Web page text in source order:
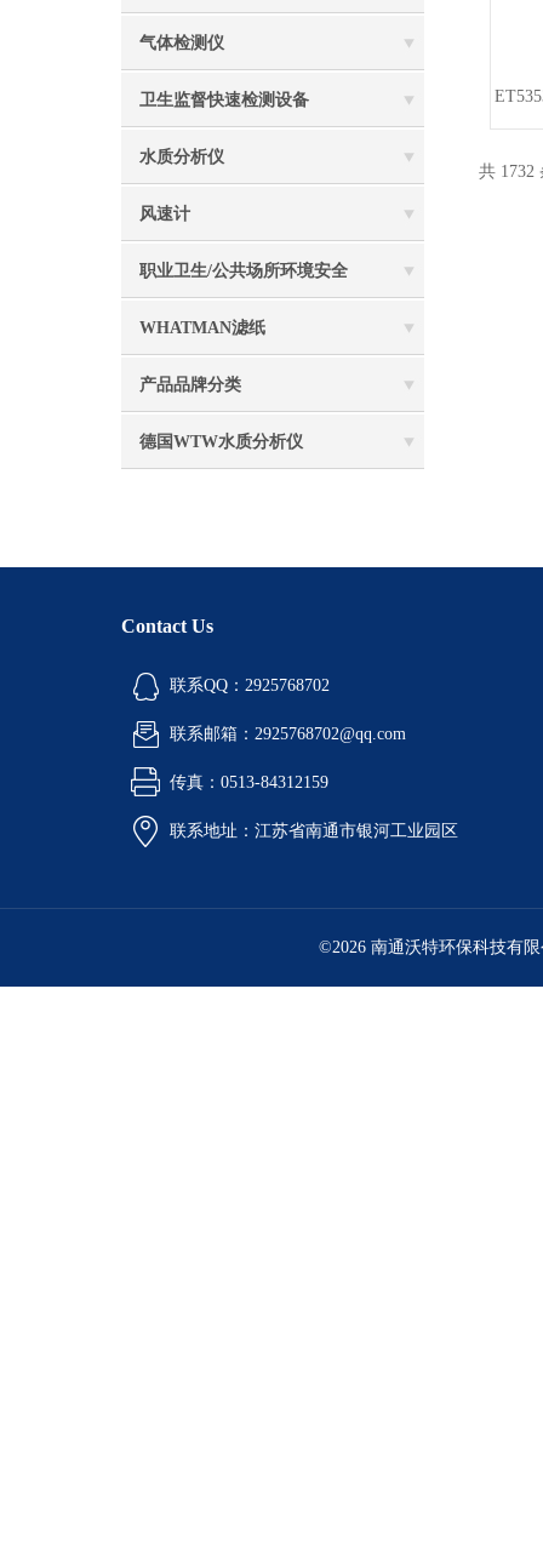
气体检测仪
卫生监督快速检测设备
水质分析仪
风速计
职业卫生/公共场所环境安全
WHATMAN滤纸
产品品牌分类
德国WTW水质分析仪
共 1732
Contact Us
联系QQ：2925768702
联系邮箱：2925768702@qq.com
传真：0513-84312159
联系地址：江苏省南通市银河工业园区
©2026 南通沃特环保科技有